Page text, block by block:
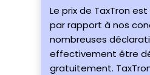
Le prix de TaxTron
par rapport à nos
nombreuses
effectivement être
gratuitement.